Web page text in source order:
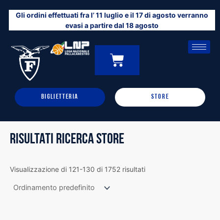
contenuto
Gli ordini effettuati fra l’ 11 luglio e il 17 di agosto verranno
evasi a partire dal 18 agosto
0
CARRELLO
BIGLIETTERIA STORE
RISULTATI RICERCA STORE
Visualizzazione di 121-130 di 1752 risultati